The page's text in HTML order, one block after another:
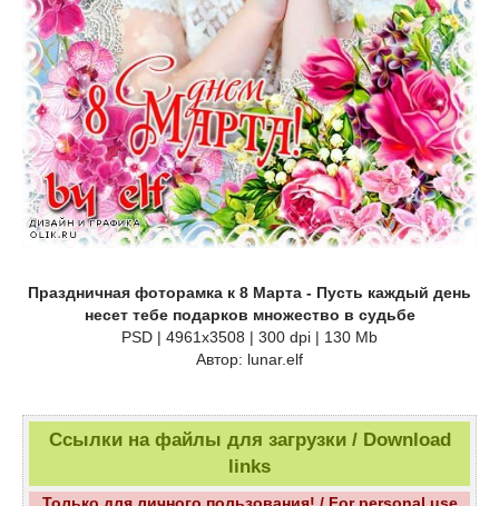
Праздничная фоторамка к 8 Марта - Пусть каждый день
несет тебе подарков множество в судьбе
PSD | 4961х3508 | 300 dpi | 130 Mb
Автор: lunar.elf
Ссылки на файлы для загрузки / Download
links